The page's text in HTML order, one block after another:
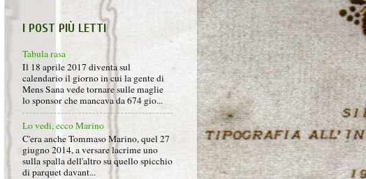
I POST PIÙ LETTI
Tabula rasa
Il 18 aprile 2017 diventa sul
calendario il giorno in cui la gente di
Mens Sana vede tornare sulle maglie
lo sponsor che mancava da 674 gio...
Lo vedi, ecco Marino
C'era anche Tommaso Marino, quel 27
giugno 2014, a versare lacrime uno
sulla spalla dell'altro su quello spicchio
di parquet davant...